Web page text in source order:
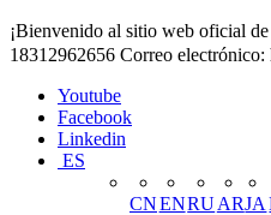
¡Bienvenido al sitio web oficial
18312962656 Correo
Youtube
Facebook
Linkedin
ES
CNENRUARJA